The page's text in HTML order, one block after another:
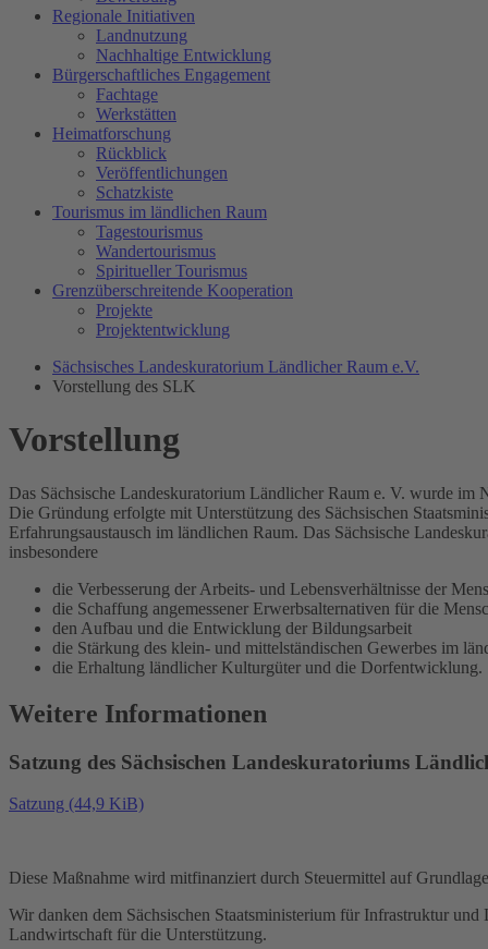
Regionale Initiativen
Landnutzung
Nachhaltige Entwicklung
Bürgerschaftliches Engagement
Fachtage
Werkstätten
Heimatforschung
Rückblick
Veröffentlichungen
Schatzkiste
Tourismus im ländlichen Raum
Tagestourismus
Wandertourismus
Spiritueller Tourismus
Grenzüberschreitende Kooperation
Projekte
Projektentwicklung
Sächsisches Landeskuratorium Ländlicher Raum e.V.
Vorstellung des SLK
Vorstellung
Das Sächsische Landeskuratorium Ländlicher Raum e. V. wurde
Die Gründung erfolgte mit Unterstützung des Sächsischen
Erfahrungsaustausch im ländlichen Raum. Das Sächsische
insbesondere
die Verbesserung der Arbeits- und Lebensverhältnisse der
die Schaffung angemessener Erwerbsalternativen für die
den Aufbau und die Entwicklung der Bildungsarbeit
die Stärkung des klein- und mittelständischen Gewerbes im
die Erhaltung ländlicher Kulturgüter und die Dorfentwicklung.
Weitere Informationen
Satzung des Sächsischen Landeskuratoriums
Satzung (44,9 KiB)
Diese Maßnahme wird mitfinanziert durch Steuermittel auf
Wir danken dem Sächsischen Staatsministerium für Infrastruktur
Landwirtschaft für die Unterstützung.